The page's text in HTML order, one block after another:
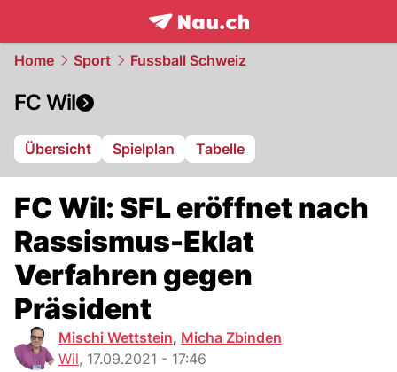
frontpage.NAU.ch
Home Sport Fussball Schweiz
FC Wil
Übersicht Spielplan Tabelle
FC Wil: SFL eröffnet nach
Rassismus-Eklat
Verfahren gegen
Präsident
Mischi Wettstein, Micha Zbinden
Wil, 17.09.2021 - 17:46